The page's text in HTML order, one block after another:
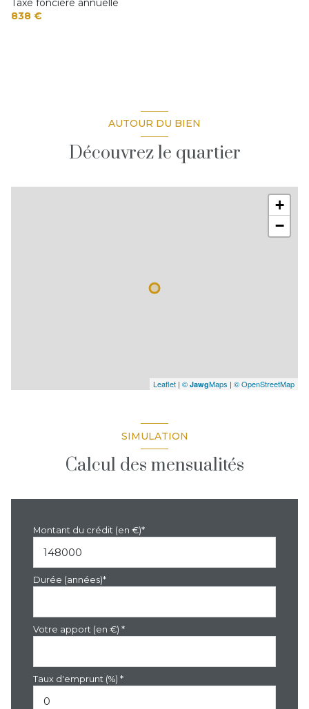
Taxe foncière annuelle
838 €
AUTOUR DU BIEN
Découvrez le quartier
+
−
Leaflet | © JawgMaps | © OpenStreetMap
SIMULATION
Calcul des mensualités
Montant du crédit (en €)*
Durée (années)*
Votre apport (en €) *
Taux d'emprunt (%) *